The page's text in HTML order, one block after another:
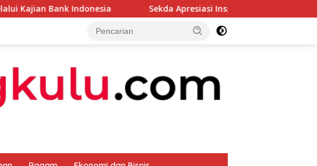
Sekda Apresiasi Inspektorat Provinsi Bengkulu Dukung Gerakan